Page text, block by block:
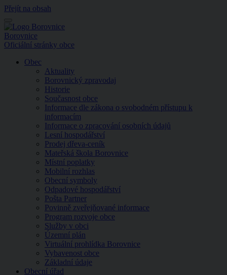
Přejít na obsah
Menu
Borovnice
Oficiální stránky obce
Obec
Aktuality
Borovnický zpravodaj
Historie
Současnost obce
Informace dle zákona o svobodném přístupu k
informacím
Informace o zpracování osobních údajů
Lesní hospodářství
Prodej dřeva-ceník
Mateřská škola Borovnice
Místní poplatky
Mobilní rozhlas
Obecní symboly
Odpadové hospodářství
Pošta Partner
Povinně zveřejňované informace
Program rozvoje obce
Služby v obci
Územní plán
Virtuální prohlídka Borovnice
Vybavenost obce
Základní údaje
Obecní úřad